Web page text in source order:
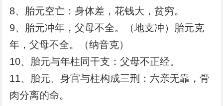
8、胎元空亡：身体差，花钱大，贫穷。
9、胎元冲年，父母不全。（地支冲）胎元克
年，父母不全。（纳音克）
10、胎元与年柱同干支：父母不正经。
11、胎元、身宫与柱构成三刑：六亲无靠，骨
肉分离的命。